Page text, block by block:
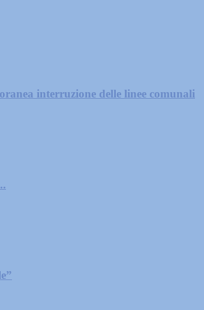
interruzione delle linee comunali